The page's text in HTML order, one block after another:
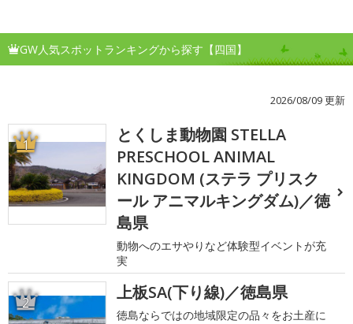
GW人気スポットランキングから探す【四国】
2026/08/09 更新
1
とくしま動物園 STELLA
PRESCHOOL ANIMAL
KINGDOM (ステラ プリスク
ール アニマルキングダム)／徳
島県
動物へのエサやりなど体験型イベントが充
実
2 上板SA(下り線)／徳島県
徳島ならではの地域限定の品々をお土産に